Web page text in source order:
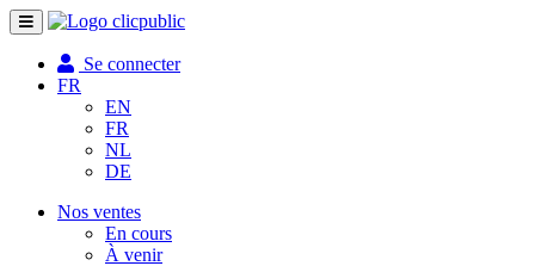
Toggle
navigation
Se connecter
FR
EN
FR
NL
DE
Nos ventes
En cours
À venir